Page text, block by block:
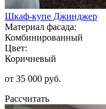
Шкаф-купе Джинджер
Материал фасада:
Комбинированный
Цвет:
Коричневый
от 35 000 руб.
Рассчитать